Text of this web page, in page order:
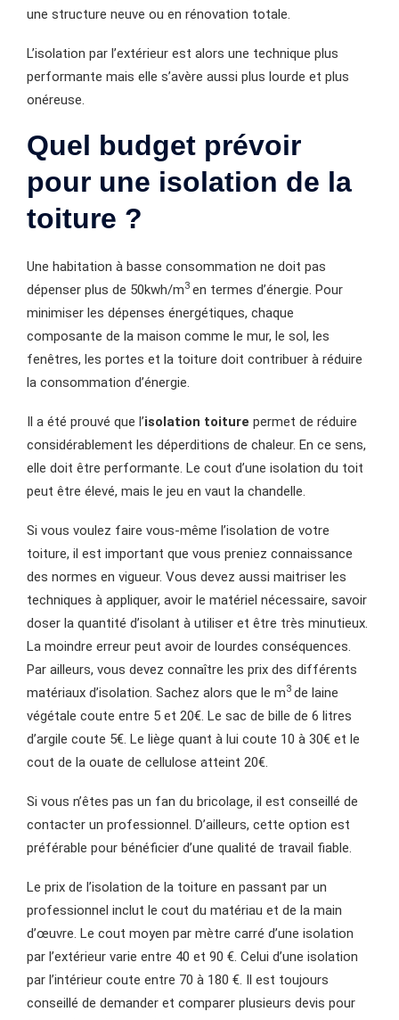
une structure neuve ou en rénovation totale.
L’isolation par l’extérieur est alors une technique plus
performante mais elle s’avère aussi plus lourde et plus
onéreuse.
Quel budget prévoir
pour une isolation de la
toiture ?
Une habitation à basse consommation ne doit pas
dépenser plus de 50kwh/m3 en termes d’énergie. Pour
minimiser les dépenses énergétiques, chaque
composante de la maison comme le mur, le sol, les
fenêtres, les portes et la toiture doit contribuer à réduire
la consommation d’énergie.
Il a été prouvé que l’isolation toiture permet de réduire
considérablement les déperditions de chaleur. En ce sens,
elle doit être performante. Le cout d’une isolation du toit
peut être élevé, mais le jeu en vaut la chandelle.
Si vous voulez faire vous-même l’isolation de votre
toiture, il est important que vous preniez connaissance
des normes en vigueur. Vous devez aussi maitriser les
techniques à appliquer, avoir le matériel nécessaire, savoir
doser la quantité d’isolant à utiliser et être très minutieux.
La moindre erreur peut avoir de lourdes conséquences.
Par ailleurs, vous devez connaître les prix des différents
matériaux d’isolation. Sachez alors que le m3 de laine
végétale coute entre 5 et 20€. Le sac de bille de 6 litres
d’argile coute 5€. Le liège quant à lui coute 10 à 30€ et le
cout de la ouate de cellulose atteint 20€.
Si vous n’êtes pas un fan du bricolage, il est conseillé de
contacter un professionnel. D’ailleurs, cette option est
préférable pour bénéficier d’une qualité de travail fiable.
Le prix de l’isolation de la toiture en passant par un
professionnel inclut le cout du matériau et de la main
d’œuvre. Le cout moyen par mètre carré d’une isolation
par l’extérieur varie entre 40 et 90 €. Celui d’une isolation
par l’intérieur coute entre 70 à 180 €. Il est toujours
conseillé de demander et comparer plusieurs devis pour